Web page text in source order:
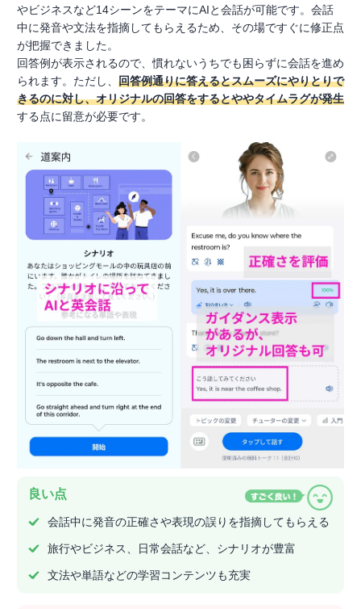
やビジネスなど14シーンをテーマにAIと会話が可能です。会話
中に発音や文法を指摘してもらえるため、その場ですぐに修正点
が把握できました。
回答例が表示されるので、慣れないうちでも困らずに会話を進め
られます。ただし、 回答例通りに答えるとスムーズにやりとりで
きるのに対し、オリジナルの回答をするとややタイムラグが発生
する点に留意が必要です。
良い点
会話中に発音の正確さや表現の誤りを指摘してもらえる
旅行やビジネス、日常会話など、シナリオが豊富
文法や単語などの学習コンテンツも充実